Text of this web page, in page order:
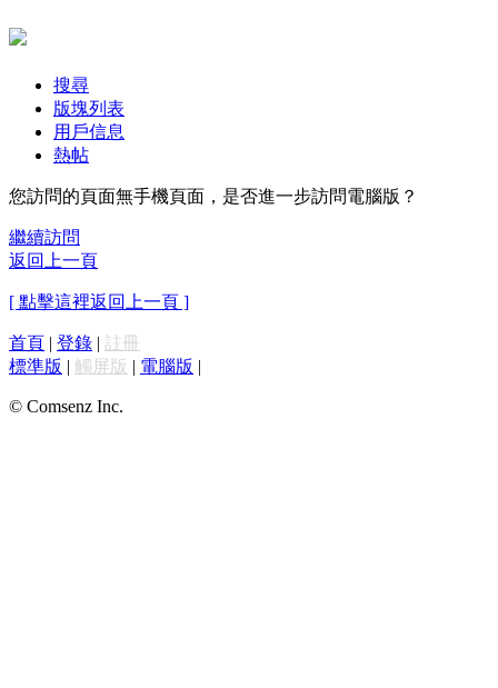
搜尋
版塊列表
用戶信息
熱帖
您訪問的頁面無手機頁面，是否進一步訪問電腦版？
繼續訪問
返回上一頁
[ 點擊這裡返回上一頁 ]
首頁 | 登錄 | 註冊
標準版 | 觸屏版 | 電腦版 |
© Comsenz Inc.